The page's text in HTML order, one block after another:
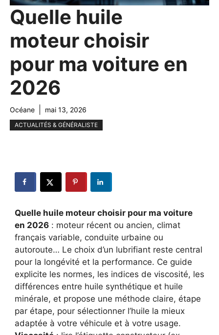
Quelle huile
moteur choisir
pour ma voiture en
2026
Océane mai 13, 2026
ACTUALITÉS & GÉNÉRALISTE
Quelle huile moteur choisir pour ma voiture
en 2026 : moteur récent ou ancien, climat
français variable, conduite urbaine ou
autoroute… Le choix d’un lubrifiant reste central
pour la longévité et la performance. Ce guide
explicite les normes, les indices de viscosité, les
différences entre huile synthétique et huile
minérale, et propose une méthode claire, étape
par étape, pour sélectionner l’huile la mieux
adaptée à votre véhicule et à votre usage.